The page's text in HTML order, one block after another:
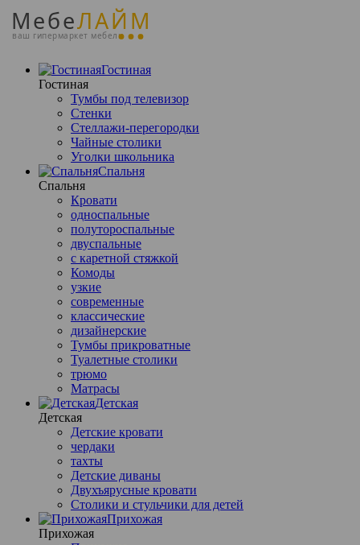
МебеЛАЙМ
ваш гипермаркет мебели
Гостиная
Гостиная
Тумбы под телевизор
Стенки
Стеллажи-перегородки
Чайные столики
Уголки школьника
Спальня
Спальня
Кровати
односпальные
полутороспальные
двуспальные
с каретной стяжкой
Комоды
узкие
современные
классические
дизайнерские
Тумбы прикроватные
Туалетные столики
трюмо
Матрасы
Детская
Детская
Детские кровати
чердаки
тахты
Детские диваны
Двухъярусные кровати
Столики и стульчики для детей
Прихожая
Прихожая